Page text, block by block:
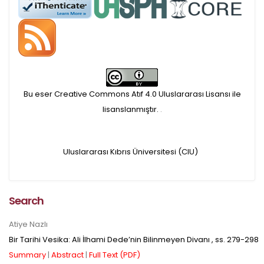
APC ödemesi
Öndenetimden geçen
makaleler için, 100 Avro
Makale İşletim Ücreti (APC)
APC bilgi mesajı
Bu eser Creative Commons Atıf 4.0 Uluslararası Lisansı ile
lisanslanmıştır. .
Uluslararası Kıbrıs Üniversitesi (CIU)
Search
Atiye Nazlı
Bir Tarihi Vesika: Ali İlhami Dede’nin Bilinmeyen Divanı , ss. 279-298
Summary| Abstract| Full Text (PDF)